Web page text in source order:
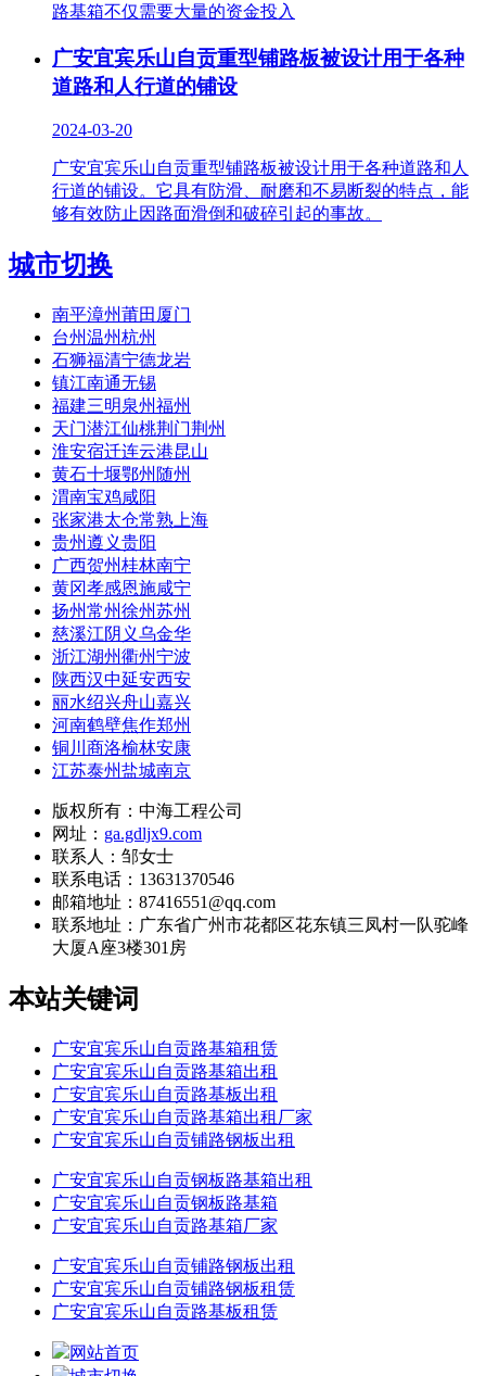
路基箱不仅需要大量的资金投入
广安宜宾乐山自贡重型铺路板被设计用于各种
道路和人行道的铺设
2024-03-20
广安宜宾乐山自贡重型铺路板被设计用于各种道路和人
行道的铺设。它具有防滑、耐磨和不易断裂的特点，能
够有效防止因路面滑倒和破碎引起的事故。
城市切换
南平漳州莆田厦门
台州温州杭州
石狮福清宁德龙岩
镇江南通无锡
福建三明泉州福州
天门潜江仙桃荆门荆州
淮安宿迁连云港昆山
黄石十堰鄂州随州
渭南宝鸡咸阳
张家港太仓常熟上海
贵州遵义贵阳
广西贺州桂林南宁
黄冈孝感恩施咸宁
扬州常州徐州苏州
慈溪江阴义乌金华
浙江湖州衢州宁波
陕西汉中延安西安
丽水绍兴舟山嘉兴
河南鹤壁焦作郑州
铜川商洛榆林安康
江苏泰州盐城南京
版权所有：中海工程公司
网址： ga.gdljx9.com
联系人：邹女士
联系电话：13631370546
邮箱地址：87416551@qq.com
联系地址： 广东省广州市花都区花东镇三凤村一队驼峰
大厦A座3楼301房
本站关键词
广安宜宾乐山自贡路基箱租赁
广安宜宾乐山自贡路基箱出租
广安宜宾乐山自贡路基板出租
广安宜宾乐山自贡路基箱出租厂家
广安宜宾乐山自贡铺路钢板出租
广安宜宾乐山自贡钢板路基箱出租
广安宜宾乐山自贡钢板路基箱
广安宜宾乐山自贡路基箱厂家
广安宜宾乐山自贡铺路钢板出租
广安宜宾乐山自贡铺路钢板租赁
广安宜宾乐山自贡路基板租赁
网站首页